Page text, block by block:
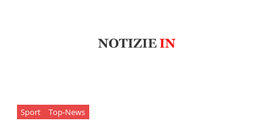
Sport Top-News